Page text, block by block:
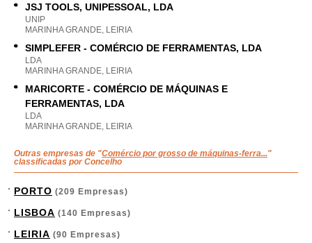
JSJ TOOLS, UNIPESSOAL, LDA
UNIP
MARINHA GRANDE, LEIRIA
SIMPLEFER - COMÉRCIO DE FERRAMENTAS, LDA
LDA
MARINHA GRANDE, LEIRIA
MARICORTE - COMÉRCIO DE MÁQUINAS E
FERRAMENTAS, LDA
LDA
MARINHA GRANDE, LEIRIA
Outras empresas de "Comércio por grosso de máquinas-ferra..."
classificadas por Concelho
PORTO (209 Empresas)
LISBOA (140 Empresas)
LEIRIA (90 Empresas)